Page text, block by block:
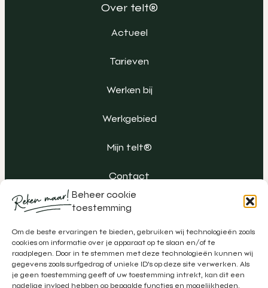
Beheer cookie
toestemming
Om de beste ervaringen te bieden, gebruiken wij technologieën zoals
cookies om informatie over je apparaat op te slaan en/of te
raadplegen. Door in te stemmen met deze technologieën kunnen wij
gegevens zoals surfgedrag of unieke ID's op deze site verwerken. Als
je geen toestemming geeft of uw toestemming intrekt, kan dit een
nadelige invloed hebben op bepaalde functies en mogelijkheden.
Over telt®
Actueel
Tarieven
Werken bij
Werkgebied
Mijn telt®
Contact